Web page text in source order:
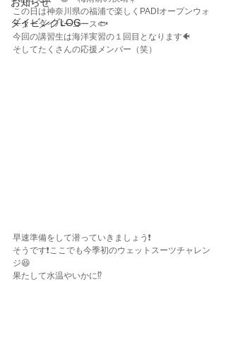
ダイビングLOG
この日は神奈川県の福浦で楽しくPADIオープンウォ
ーターダイバーコース🐟
今回の講習生は海洋実習の１回目となります🐠
そしてたくさんの応援メンバー（笑）
早速準備をして潜っていきましょう❗️
そうです❗️ここでも今季初のウェットスーツチャレン
ジ😆
果たして水温やいかに⁉️